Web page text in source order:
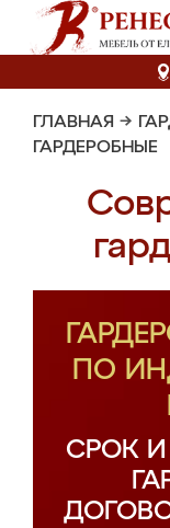
ГЛАВНАЯ →
ГАРДЕРОБНЫЕ
ПО
СРОК